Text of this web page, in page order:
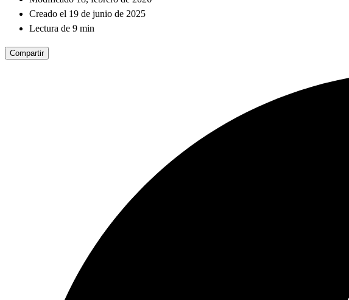
Creado el 19 de junio de 2025
Lectura de 9 min
Compartir